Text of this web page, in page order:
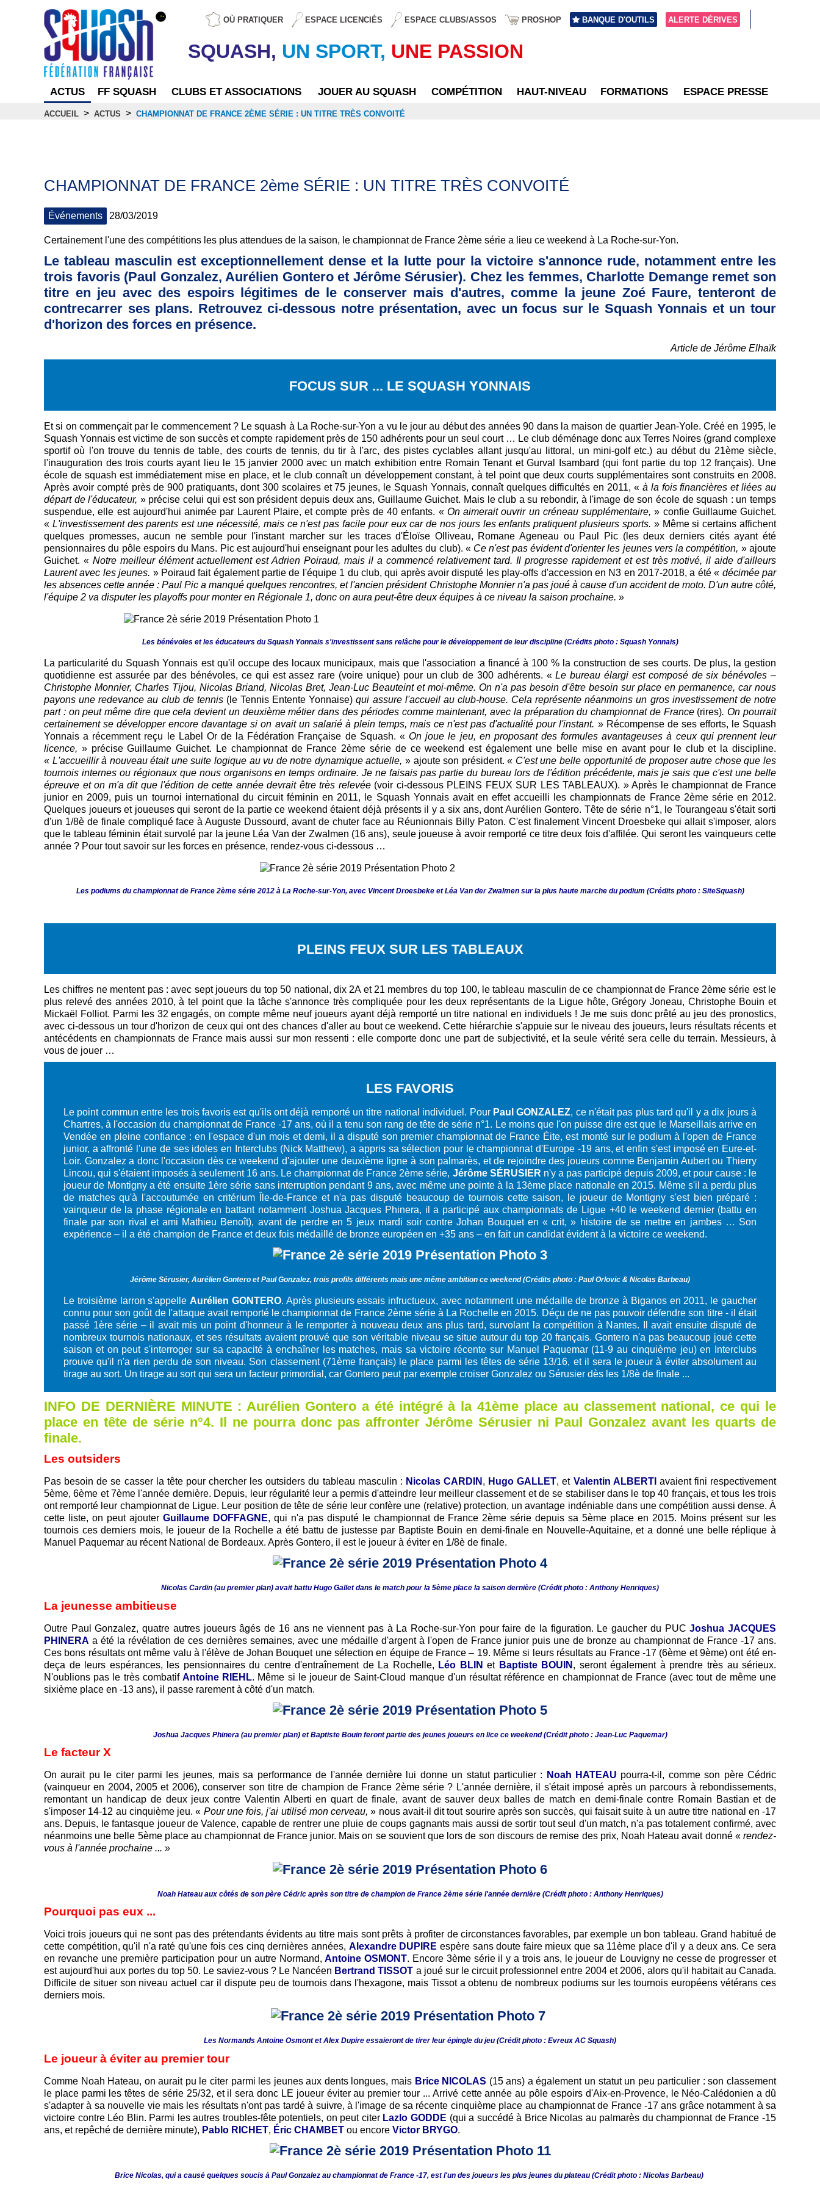
OÙ PRATIQUER ESPACE LICENCIÉS ESPACE CLUBS/ASSOS PROSHOP BANQUE D'OUTILS ALERTE DÉRIVES
SQUASH, UN SPORT, UNE PASSION
ACTUS FF SQUASH CLUBS ET ASSOCIATIONS JOUER AU SQUASH COMPÉTITION HAUT-NIVEAU FORMATIONS ESPACE PRESSE
ACCUEIL > ACTUS > CHAMPIONNAT DE FRANCE 2ÈME SÉRIE : UN TITRE TRÈS CONVOITÉ
CHAMPIONNAT DE FRANCE 2ème SÉRIE : UN TITRE TRÈS CONVOITÉ
Événements 28/03/2019
Certainement l'une des compétitions les plus attendues de la saison, le championnat de France 2ème série a lieu ce weekend à La Roche-sur-Yon.
Le tableau masculin est exceptionnellement dense et la lutte pour la victoire s'annonce rude, notamment entre les
trois favoris (Paul Gonzalez, Aurélien Gontero et Jérôme Sérusier). Chez les femmes, Charlotte Demange remet son
titre en jeu avec des espoirs légitimes de le conserver mais d'autres, comme la jeune Zoé Faure, tenteront de
contrecarrer ses plans. Retrouvez ci-dessous notre présentation, avec un focus sur le Squash Yonnais et un tour
d'horizon des forces en présence.
Article de Jérôme Elhaïk
FOCUS SUR ... LE SQUASH YONNAIS
Et si on commençait par le commencement ? Le squash à La Roche-sur-Yon a vu le jour au début des années 90 dans la maison de quartier Jean-Yole. Créé en 1995, le
Squash Yonnais est victime de son succès et compte rapidement près de 150 adhérents pour un seul court … Le club déménage donc aux Terres Noires (grand complexe
sportif où l'on trouve du tennis de table, des courts de tennis, du tir à l'arc, des pistes cyclables allant jusqu'au littoral, un mini-golf etc.) au début du 21ème siècle,
l'inauguration des trois courts ayant lieu le 15 janvier 2000 avec un match exhibition entre Romain Tenant et Gurval Isambard (qui font partie du top 12 français). Une
école de squash est immédiatement mise en place, et le club connaît un développement constant, à tel point que deux courts supplémentaires sont construits en 2008.
Après avoir compté près de 900 pratiquants, dont 300 scolaires et 75 jeunes, le Squash Yonnais, connaît quelques difficultés en 2011, « à la fois financières et liées au
départ de l'éducateur, » précise celui qui est son président depuis deux ans, Guillaume Guichet. Mais le club a su rebondir, à l'image de son école de squash : un temps
suspendue, elle est aujourd'hui animée par Laurent Plaire, et compte près de 40 enfants. « On aimerait ouvrir un créneau supplémentaire,» confie Guillaume Guichet.
« L'investissement des parents est une nécessité, mais ce n'est pas facile pour eux car de nos jours les enfants pratiquent plusieurs sports. » Même si certains affichent
quelques promesses, aucun ne semble pour l'instant marcher sur les traces d'Éloïse Olliveau, Romane Ageneau ou Paul Pic (les deux derniers cités ayant été
pensionnaires du pôle espoirs du Mans. Pic est aujourd'hui enseignant pour les adultes du club). « Ce n'est pas évident d'orienter les jeunes vers la compétition, » ajoute
Guichet. « Notre meilleur élément actuellement est Adrien Poiraud, mais il a commencé relativement tard. Il progresse rapidement et est très motivé, il aide d'ailleurs
Laurent avec les jeunes. » Poiraud fait également partie de l'équipe 1 du club, qui après avoir disputé les play-offs d'accession en N3 en 2017-2018, a été « décimée par
les absences cette année : Paul Pic a manqué quelques rencontres, et l'ancien président Christophe Monnier n'a pas joué à cause d'un accident de moto. D'un autre côté,
l'équipe 2 va disputer les playoffs pour monter en Régionale 1, donc on aura peut-être deux équipes à ce niveau la saison prochaine. »
Les bénévoles et les éducateurs du Squash Yonnais s'investissent sans relâche pour le développement de leur discipline (Crédits photo : Squash Yonnais)
La particularité du Squash Yonnais est qu'il occupe des locaux municipaux, mais que l'association a financé à 100 % la construction de ses courts. De plus, la gestion
quotidienne est assurée par des bénévoles, ce qui est assez rare (voire unique) pour un club de 300 adhérents. «Le bureau élargi est composé de six bénévoles –
Christophe Monnier, Charles Tijou, Nicolas Briand, Nicolas Bret, Jean-Luc Beauteint et moi-même. On n'a pas besoin d'être besoin sur place en permanence, car nous
payons une redevance au club de tennis (le Tennis Entente Yonnaise)qui assure l'accueil au club-house. Cela représente néanmoins un gros investissement de notre
part : on peut même dire que cela devient un deuxième métier dans des périodes comme maintenant, avec la préparation du championnat de France(rires). On pourrait
certainement se développer encore davantage si on avait un salarié à plein temps, mais ce n'est pas d'actualité pour l'instant. » Récompense de ses efforts, le Squash
Yonnais a récemment reçu le Label Or de la Fédération Française de Squash. «On joue le jeu, en proposant des formules avantageuses à ceux qui prennent leur
licence, » précise Guillaume Guichet. Le championnat de France 2ème série de ce weekend est également une belle mise en avant pour le club et la discipline.
« L'accueillir à nouveau était une suite logique au vu de notre dynamique actuelle, » ajoute son président. « C'est une belle opportunité de proposer autre chose que les
tournois internes ou régionaux que nous organisons en temps ordinaire. Je ne faisais pas partie du bureau lors de l'édition précédente, mais je sais que c'est une belle
épreuve et on m'a dit que l'édition de cette année devrait être très relevée (voir ci-dessous PLEINS FEUX SUR LES TABLEAUX). » Après le championnat de France
junior en 2009, puis un tournoi international du circuit féminin en 2011, le Squash Yonnais avait en effet accueilli les championnats de France 2ème série en 2012.
Quelques joueurs et joueuses qui seront de la partie ce weekend étaient déjà présents il y a six ans, dont Aurélien Gontero. Tête de série n°1, le Tourangeau s'était sorti
d'un 1/8è de finale compliqué face à Auguste Dussourd, avant de chuter face au Réunionnais Billy Paton. C'est finalement Vincent Droesbeke qui allait s'imposer, alors
que le tableau féminin était survolé par la jeune Léa Van der Zwalmen (16 ans), seule joueuse à avoir remporté ce titre deux fois d'affilée. Qui seront les vainqueurs cette
année ? Pour tout savoir sur les forces en présence, rendez-vous ci-dessous …
Les podiums du championnat de France 2ème série 2012 à La Roche-sur-Yon, avec Vincent Droesbeke et Léa Van der Zwalmen sur la plus haute marche du podium (Crédits photo : SiteSquash)
PLEINS FEUX SUR LES TABLEAUX
Les chiffres ne mentent pas : avec sept joueurs du top 50 national, dix 2A et 21 membres du top 100, le tableau masculin de ce championnat de France 2ème série est le
plus relevé des années 2010, à tel point que la tâche s'annonce très compliquée pour les deux représentants de la Ligue hôte, Grégory Joneau, Christophe Bouin et
Mickaël Folliot. Parmi les 32 engagés, on compte même neuf joueurs ayant déjà remporté un titre national en individuels ! Je me suis donc prêté au jeu des pronostics,
avec ci-dessous un tour d'horizon de ceux qui ont des chances d'aller au bout ce weekend. Cette hiérarchie s'appuie sur le niveau des joueurs, leurs résultats récents et
antécédents en championnats de France mais aussi sur mon ressenti : elle comporte donc une part de subjectivité, et la seule vérité sera celle du terrain. Messieurs, à
vous de jouer …
LES FAVORIS
Le point commun entre les trois favoris est qu'ils ont déjà remporté un titre national individuel. Pour Paul GONZALEZ, ce n'était pas plus tard qu'il y a dix jours à
Chartres, à l'occasion du championnat de France -17 ans, où il a tenu son rang de tête de série n°1. Le moins que l'on puisse dire est que le Marseillais arrive en
Vendée en pleine confiance : en l'espace d'un mois et demi, il a disputé son premier championnat de France Éite, est monté sur le podium à l'open de France
junior, a affronté l'une de ses idoles en Interclubs (Nick Matthew), a appris sa sélection pour le championnat d'Europe -19 ans, et enfin s'est imposé en Eure-et-
Loir. Gonzalez a donc l'occasion dès ce weekend d'ajouter une deuxième ligne à son palmarès, et de rejoindre des joueurs comme Benjamin Aubert ou Thierry
Lincou, qui s'étaient imposés à seulement 16 ans. Le championnat de France 2ème série, Jérôme SÉRUSIER n'y a pas participé depuis 2009, et pour cause : le
joueur de Montigny a été ensuite 1ère série sans interruption pendant 9 ans, avec même une pointe à la 13ème place nationale en 2015. Même s'il a perdu plus
de matches qu'à l'accoutumée en critérium Île-de-France et n'a pas disputé beaucoup de tournois cette saison, le joueur de Montigny s'est bien préparé :
vainqueur de la phase régionale en battant notamment Joshua Jacques Phinera, il a participé aux championnats de Ligue +40 le weekend dernier (battu en
finale par son rival et ami Mathieu Benoît), avant de perdre en 5 jeux mardi soir contre Johan Bouquet en « crit, » histoire de se mettre en jambes … Son
expérience – il a été champion de France et deux fois médaillé de bronze européen en +35 ans – en fait un candidat évident à la victoire ce weekend.
Jérôme Sérusier, Aurélien Gontero et Paul Gonzalez, trois profils différents mais une même ambition ce weekend (Crédits photo : Paul Orlovic & Nicolas Barbeau)
Le troisième larron s'appelleAurélien GONTERO. Après plusieurs essais infructueux, avec notamment une médaille de bronze à Biganos en 2011, le gaucher
connu pour son goût de l'attaque avait remporté le championnat de France 2ème série à La Rochelle en 2015. Déçu de ne pas pouvoir défendre son titre - il était
passé 1ère série – il avait mis un point d'honneur à le remporter à nouveau deux ans plus tard, survolant la compétition à Nantes. Il avait ensuite disputé de
nombreux tournois nationaux, et ses résultats avaient prouvé que son véritable niveau se situe autour du top 20 français. Gontero n'a pas beaucoup joué cette
saison et on peut s'interroger sur sa capacité à enchaîner les matches, mais sa victoire récente sur Manuel Paquemar (11-9 au cinquième jeu) en Interclubs
prouve qu'il n'a rien perdu de son niveau. Son classement (71ème français) le place parmi les têtes de série 13/16, et il sera le joueur à éviter absolument au
tirage au sort. Un tirage au sort qui sera un facteur primordial, car Gontero peut par exemple croiser Gonzalez ou Sérusier dès les 1/8è de finale ...
INFO DE DERNIÈRE MINUTE : Aurélien Gontero a été intégré à la 41ème place au classement national, ce qui le
place en tête de série n°4. Il ne pourra donc pas affronter Jérôme Sérusier ni Paul Gonzalez avant les quarts de
finale.
Les outsiders
Pas besoin de se casser la tête pour chercher les outsiders du tableau masculin : Nicolas CARDIN , Hugo GALLET, et Valentin ALBERTI avaient fini respectivement
5ème, 6ème et 7ème l'année dernière. Depuis, leur régularité leur a permis d'atteindre leur meilleur classement et de se stabiliser dans le top 40 français, et tous les trois
ont remporté leur championnat de Ligue. Leur position de tête de série leur confère une (relative) protection, un avantage indéniable dans une compétition aussi dense. À
cette liste, on peut ajouterGuillaume DOFFAGNE, qui n'a pas disputé le championnat de France 2ème série depuis sa 5ème place en 2015. Moins présent sur les
tournois ces derniers mois, le joueur de la Rochelle a été battu de justesse par Baptiste Bouin en demi-finale en Nouvelle-Aquitaine, et a donné une belle réplique à
Manuel Paquemar au récent National de Bordeaux. Après Gontero, il est le joueur à éviter en 1/8è de finale.
Nicolas Cardin (au premier plan) avait battu Hugo Gallet dans le match pour la 5ème place la saison dernière (Crédit photo : Anthony Henriques)
La jeunesse ambitieuse
Outre Paul Gonzalez, quatre autres joueurs âgés de 16 ans ne viennent pas à La Roche-sur-Yon pour faire de la figuration. Le gaucher du PUCJoshua JACQUES
PHINERA a été la révélation de ces dernières semaines, avec une médaille d'argent à l'open de France junior puis une de bronze au championnat de France -17 ans.
Ces bons résultats ont même valu à l'élève de Johan Bouquet une sélection en équipe de France – 19. Même si leurs résultats au France -17 (6ème et 9ème) ont été en-
deça de leurs espérances, les pensionnaires du centre d'entraînement de La Rochelle, Léo BLIN et Baptiste BOUIN , seront également à prendre très au sérieux.
N'oublions pas le très combatif Antoine RIEHL. Même si le joueur de Saint-Cloud manque d'un résultat référence en championnat de France (avec tout de même une
sixième place en -13 ans), il passe rarement à côté d'un match.
Joshua Jacques Phinera (au premier plan) et Baptiste Bouin feront partie des jeunes joueurs en lice ce weekend (Crédit photo : Jean-Luc Paquemar)
Le facteur X
On aurait pu le citer parmi les jeunes, mais sa performance de l'année dernière lui donne un statut particulier : Noah HATEAU pourra-t-il, comme son père Cédric
(vainqueur en 2004, 2005 et 2006), conserver son titre de champion de France 2ème série ? L'année dernière, il s'était imposé après un parcours à rebondissements,
remontant un handicap de deux jeux contre Valentin Alberti en quart de finale, avant de sauver deux balles de match en demi-finale contre Romain Bastian et de
s'imposer 14-12 au cinquième jeu. « Pour une fois, j'ai utilisé mon cerveau, » nous avait-il dit tout sourire après son succès, qui faisait suite à un autre titre national en -17
ans. Depuis, le fantasque joueur de Valence, capable de rentrer une pluie de coups gagnants mais aussi de sortir tout seul d'un match, n'a pas totalement confirmé, avec
néanmoins une belle 5ème place au championnat de France junior. Mais on se souvient que lors de son discours de remise des prix, Noah Hateau avait donné « rendez-
vous à l'année prochaine ... »
Noah Hateau aux côtés de son père Cédric après son titre de champion de France 2ème série l'année dernière (Crédit photo : Anthony Henriques)
Pourquoi pas eux ...
Voici trois joueurs qui ne sont pas des prétendants évidents au titre mais sont prêts à profiter de circonstances favorables, par exemple un bon tableau. Grand habitué de
cette compétition, qu'il n'a raté qu'une fois ces cinq dernières années, Alexandre DUPIRE espère sans doute faire mieux que sa 11ème place d'il y a deux ans. Ce sera
en revanche une première participation pour un autre Normand,Antoine OSMONT. Encore 3ème série il y a trois ans, le joueur de Louvigny ne cesse de progresser et
est aujourd'hui aux portes du top 50. Le saviez-vous ? Le Nancéen Bertrand TISSOT a joué sur le circuit professionnel entre 2004 et 2006, alors qu'il habitait au Canada.
Difficile de situer son niveau actuel car il dispute peu de tournois dans l'hexagone, mais Tissot a obtenu de nombreux podiums sur les tournois européens vétérans ces
derniers mois.
Les Normands Antoine Osmont et Alex Dupire essaieront de tirer leur épingle du jeu (Crédit photo : Evreux AC Squash)
Le joueur à éviter au premier tour
Comme Noah Hateau, on aurait pu le citer parmi les jeunes aux dents longues, mais Brice NICOLAS (15 ans) a également un statut un peu particulier : son classement
le place parmi les têtes de série 25/32, et il sera donc LE joueur éviter au premier tour ... Arrivé cette année au pôle espoirs d'Aix-en-Provence, le Néo-Calédonien a dû
s'adapter à sa nouvelle vie mais les résultats n'ont pas tardé à suivre, à l'image de sa récente cinquième place au championnat de France -17 ans grâce notamment à sa
victoire contre Léo Blin. Parmi les autres troubles-fête potentiels, on peut citer Lazlo GODDE (qui a succédé à Brice Nicolas au palmarès du championnat de France -15
ans, et repêché de dernière minute), Pablo RICHET, Éric CHAMBET ou encore Victor BRYGO.
Brice Nicolas, qui a causé quelques soucis à Paul Gonzalez au championnat de France -17, est l'un des joueurs les plus jeunes du plateau (Crédit photo : Nicolas Barbeau)